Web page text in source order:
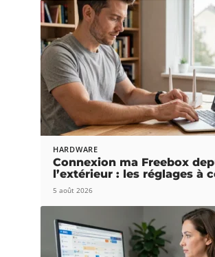
HARDWARE
Connexion ma Freebox
l’extérieur : les réglages à
5 août 2026